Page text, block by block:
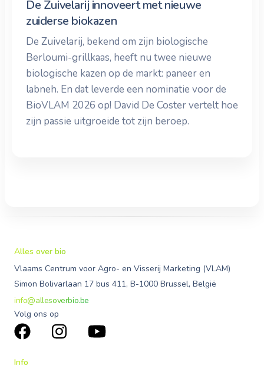
De Zuivelarij innoveert met nieuwe
zuiderse biokazen
De Zuivelarij, bekend om zijn biologische
Berloumi-grillkaas, heeft nu twee nieuwe
biologische kazen op de markt: paneer en
labneh. En dat leverde een nominatie voor de
BioVLAM 2026 op! David De Coster vertelt hoe
zijn passie uitgroeide tot zijn beroep.
Alles over bio
Vlaams Centrum voor Agro- en Visserij Marketing (VLAM)
Simon Bolivarlaan 17 bus 411, B-1000 Brussel, België
info@allesoverbio.be
Volg ons op
Info